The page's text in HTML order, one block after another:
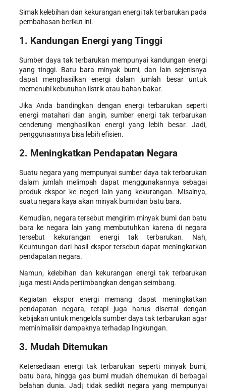
Simak kelebihan dan kekurangan energi tak terbarukan pada
pembahasan berikut ini.
1. Kandungan Energi yang Tinggi
Sumber daya tak terbarukan mempunyai kandungan energi
yang tinggi. Batu bara minyak bumi, dan lain sejenisnya
dapat menghasilkan energi dalam jumlah besar untuk
memenuhi kebutuhan listrik atau bahan bakar.
Jika Anda bandingkan dengan energi terbarukan seperti
energi matahari dan angin, sumber energi tak terbarukan
cenderung menghasilkan energi yang lebih besar. Jadi,
penggunaannya bisa lebih efisien.
2. Meningkatkan Pendapatan Negara
Suatu negara yang mempunyai sumber daya tak terbarukan
dalam jumlah melimpah dapat menggunakannya sebagai
produk ekspor ke negeri lain yang kekurangan. Misalnya,
suatu negara kaya akan minyak bumi dan batu bara.
Kemudian, negara tersebut mengirim minyak bumi dan batu
bara ke negara lain yang membutuhkan karena di negara
tersebut kekurangan energi tak terbarukan. Nah,
Keuntungan dari hasil ekspor tersebut dapat meningkatkan
pendapatan negara.
Namun, kelebihan dan kekurangan energi tak terbarukan
juga mesti Anda pertimbangkan dengan seimbang.
Kegiatan ekspor energi memang dapat meningkatkan
pendapatan negara, tetapi juga harus disertai dengan
kebijakan untuk mengelola sumber daya tak terbarukan agar
meminimalisir dampaknya terhadap lingkungan.
3. Mudah Ditemukan
Ketersediaan energi tak terbarukan seperti minyak bumi,
batu bara, hingga gas bumi mudah ditemukan di berbagai
belahan dunia. Jadi, tidak sedikit negara yang mempunyai